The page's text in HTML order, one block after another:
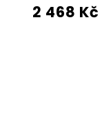
2 468 Kč